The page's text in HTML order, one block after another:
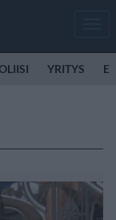
YRITYS